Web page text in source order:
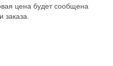
цена будет сообщена